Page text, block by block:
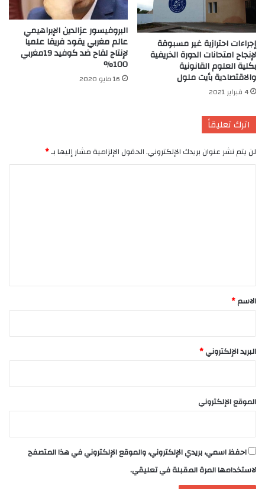
إجراءات احترازية غير مسبوقة
لإنجاح امتحانات الدورة الخريفية
بكلية العلوم القانونية
والاقتصادية بأيت ملول
4 فبراير 2021
البروفيسور عزالدين الإبراهيمي
عالم مغربي يقود فريقا علميا
لإنتاج لقاح ضد كوفيد 19مغربي
100%
16 مايو 2020
اترك تعليقاً
لن يتم نشر عنوان بريدك الإلكتروني.الحقول الإلزامية مشار إليها بـ*
*
الاسم*
البريد الإلكتروني*
الموقع الإلكتروني
احفظ اسمي، بريدي الإلكتروني، والموقع الإلكتروني في هذا المتصفح
لاستخدامها المرة المقبلة في تعليقي.